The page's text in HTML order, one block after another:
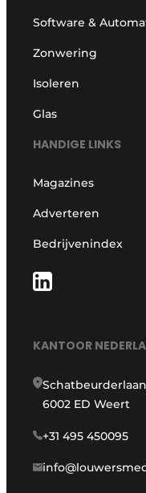
Software &
Zonwering
Isoleren
Glas
HANDIGE LINKS
Magazines
Adverteren
Bedrijvenindex
KANTOOR
6002 ED Weert
+31 495 450095